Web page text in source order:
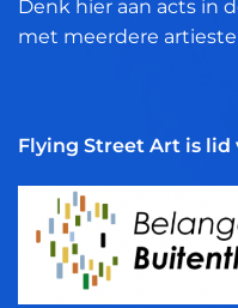
Denk hier aan acts in
met meerdere
Flying Street Art is lid